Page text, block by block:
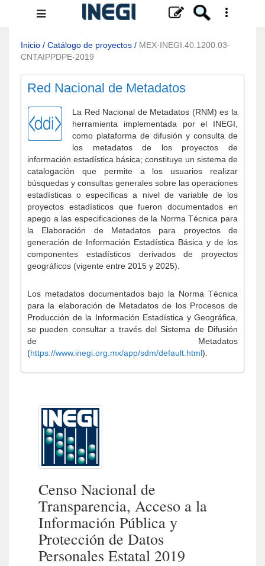
Menú
navegación
Inicio / Catálogo de proyectos / MEX-INEGI.40.1200.03-
CNTAIPPDPE-2019
Red Nacional de Metadatos
La Red Nacional de Metadatos (RNM) es la
herramienta implementada por el INEGI,
como plataforma de difusión y consulta de
los metadatos de los proyectos de
información estadística básica; constituye un sistema de
catalogación que permite a los usuarios realizar
búsquedas y consultas generales sobre las operaciones
estadísticas o específicas a nivel de variable de los
proyectos estadísticos que fueron documentados en
apego a las especificaciones de la Norma Técnica para
la Elaboración de Metadatos para proyectos de
generación de Información Estadística Básica y de los
componentes estadísticos derivados de proyectos
geográficos (vigente entre 2015 y 2025).
Los metadatos documentados bajo la Norma Técnica
para la elaboración de Metadatos de los Procesos de
Producción de la Información Estadística y Geográfica,
se pueden consultar a través del Sistema de Difusión
de Metadatos
(https://www.inegi.org.mx/app/sdm/default.html).
Censo Nacional de
Transparencia, Acceso a la
Información Pública y
Protección de Datos
Personales Estatal 2019